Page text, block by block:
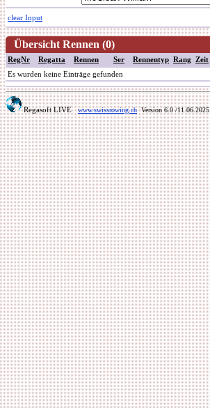
clear Input
Übersicht Rennen (0)
RegNr Regatta Rennen Ser Rennentyp Rang Zeit
Es wurden keine Einträge gefunden
Regasoft LIVE www.swissrowing.chVersion 6.0/11.06.2025